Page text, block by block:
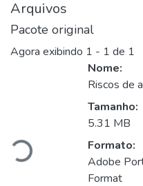
Arquivos
Pacote original
Agora exibindo 1 - 1 de 1
Carregando...
Nome:
Riscos de
Tamanho:
5.31 MB
Formato:
Adobe
Format